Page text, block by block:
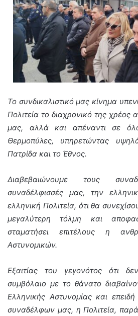
Το συνδικαλιστικό μας κίνημα
Πολιτεία το διαχρονικό της
μας, αλλά και απέναντι σε
Θερμοπύλες, υπηρετώντας
Πατρίδα και το Έθνος.
Διαβεβαιώνουμε τους
συναδέλφισσές μας, την
ελληνική Πολιτεία, ότι θα
μεγαλύτερη τόλμη και
σταματήσει επιτέλους η
Αστυνομικών.
Εξαιτίας του γεγονότος ότι
συμβόλαιο με το θάνατο
Ελληνικής Αστυνομίας και
συναδέλφων μας, η Πολιτεία, παρά